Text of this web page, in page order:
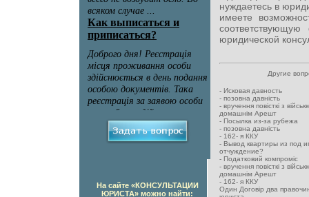
нуждаетесь в
имеете
юридической
Другие
- Исковая давность
- позовна давність
- вручення повісткі з
домашнім Арешт
- Посылка из-за рубежа
- позовна давність
- 162- я ККУ
- Вывод квартиры из под
отчуждение?
- Податковий компроміс
- вручення повісткі з
домашнім Арешт
- 162- я ККУ
Один Договір два
На сайте «КОНСУЛЬТАЦИИ
ЮРИСТА» можно найти: